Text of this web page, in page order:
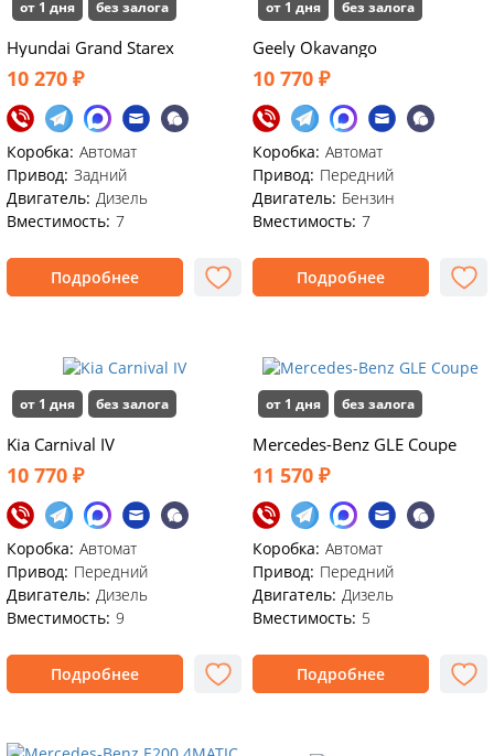
от 1 дня без залога
Hyundai Grand Starex
10 270 ₽
Коробка: Автомат
Привод: Задний
Двигатель: Дизель
Вместимость: 7
Подробнее
от 1 дня без залога
Geely Okavango
10 770 ₽
Коробка: Автомат
Привод: Передний
Двигатель: Бензин
Вместимость: 7
Подробнее
от 1 дня без залога
Kia Carnival IV
10 770 ₽
Коробка: Автомат
Привод: Передний
Двигатель: Дизель
Вместимость: 9
Подробнее
от 1 дня без залога
Mercedes-Benz GLE Coupe
11 570 ₽
Коробка: Автомат
Привод: Передний
Двигатель: Дизель
Вместимость: 5
Подробнее